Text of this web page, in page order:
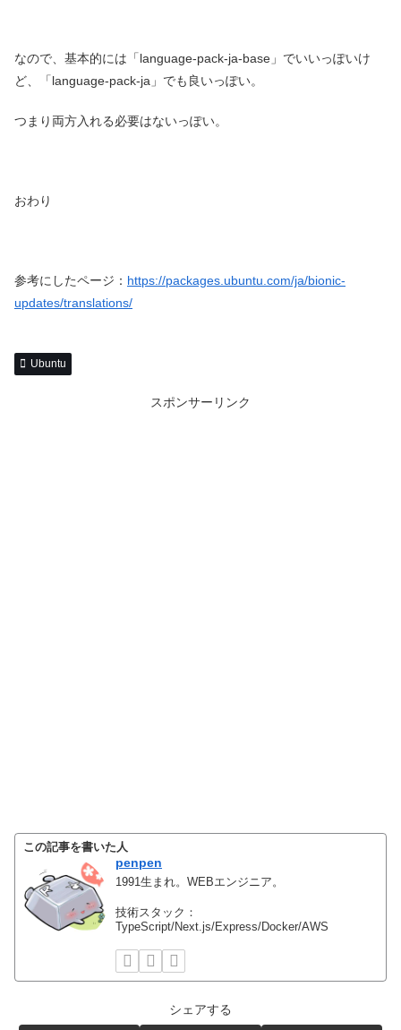
なので、基本的には「language-pack-ja-base」でいいっぽいけ
ど、「language-pack-ja」でも良いっぽい。
つまり両方入れる必要はないっぽい。
おわり
参考にしたページ： https://packages.ubuntu.com/ja/bionic-
updates/translations/
Ubuntu
スポンサーリンク
この記事を書いた人
penpen
1991生まれ。WEBエンジニア。
技術スタック：
TypeScript/Next.js/Express/Docker/AWS
シェアする